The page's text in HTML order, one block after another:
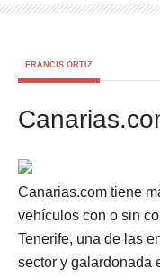
FRANCIS ORTIZ
Canarias.com tiene
vehículos con o sin
Tenerife, una de las
sector y galardonada